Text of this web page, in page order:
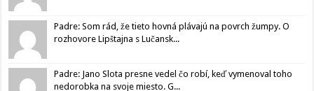
Padre: Som rád, že tieto hovná plávajú na povrch žumpy. O
rozhovore Lipštajna s Lučansk...
Padre: Jano Slota presne vedel čo robí, keď vymenoval toho
nedorobka na svoje miesto. G...